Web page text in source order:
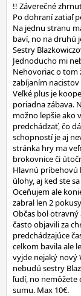
!! Záverečné
Po dohraní zatiaľ
Na jednu stranu
baví, no na druhú
Sestry
Jednoducho mi
Nehovoriac o tom
zabíjaním
Veľké plus je
poriadna zábava.
možno lepšie ako
predchádzať, čo
schopností je aj
stránka hry ma
brokovnice či
Hlavnú príbehovú
úlohy, aj ked ste
Oceňujem ale
zabral len 2
Občas bol
často objavili za
predchádzajúce
celkom bavila ale
vyjde nejaký nový
nebudú sestry
ľudí, no nemôžete
sumu. Max 10€.